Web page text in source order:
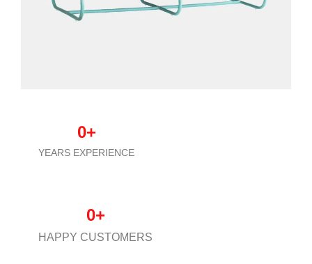
YEARS EXPERIENCE
0+
HAPPY CUSTOMERS
0+